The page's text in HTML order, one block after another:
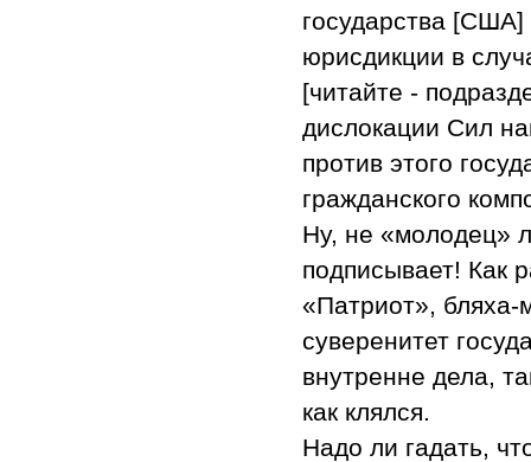
государства
юрисдикции в
[читайте -
дислокации Сил
против этого
гражданского
Ну, не «молодец»
подписывает! Как
«Патриот»,
суверенитет
внутренне дела,
как клялся.
Надо ли гадать,